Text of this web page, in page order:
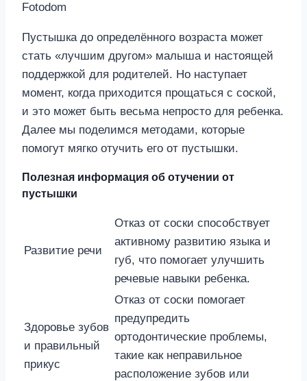
Fotodom
Пустышка до определённого возраста может
стать «лучшим другом» малыша и настоящей
поддержкой для родителей. Но наступает
момент, когда приходится прощаться с соской,
и это может быть весьма непросто для ребенка.
Далее мы поделимся методами, которые
помогут мягко отучить его от пустышки.
Полезная информация об отучении от
пустышки
Развитие речи
Отказ от соски способствует
активному развитию языка и
губ, что помогает улучшить
речевые навыки ребенка.
Здоровье зубов
и правильный
прикус
Отказ от соски помогает
предупредить
ортодонтические проблемы,
такие как неправильное
расположение зубов или